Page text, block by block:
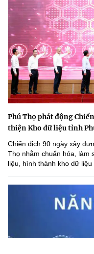
Phú Thọ phát động
thiện Kho dữ liệu tỉnh
Chiến dịch 90 ngày xây
Thọ nhằm chuẩn hóa, làm
liệu, hình thành kho dữ liệu